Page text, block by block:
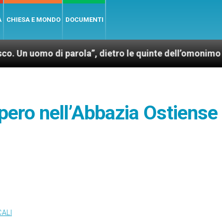
CHIESA E MONDO DOCUMENTI
di parola”, dietro le quinte dell’omonimo film di Wim
nell’Abbazia Ostiense